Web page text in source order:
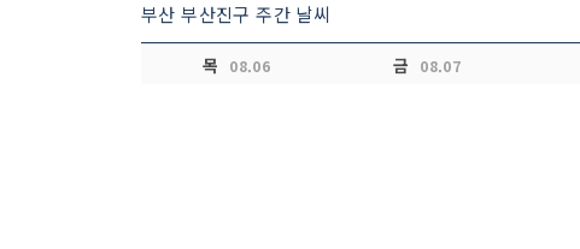
부산 부산진구 주간 날씨
목 08.06 금 08.07